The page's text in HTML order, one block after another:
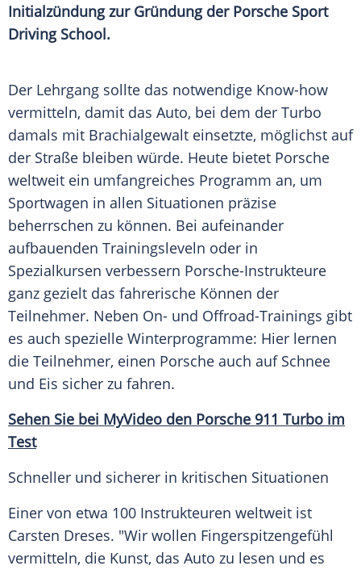
Initialzündung zur Gründung der Porsche Sport
Driving School.
Der Lehrgang sollte das notwendige Know-how
vermitteln, damit das Auto, bei dem der Turbo
damals mit Brachialgewalt einsetzte, möglichst auf
der Straße bleiben würde. Heute bietet Porsche
weltweit ein umfangreiches Programm an, um
Sportwagen in allen Situationen präzise
beherrschen zu können. Bei aufeinander
aufbauenden Trainingsleveln oder in
Spezialkursen verbessern Porsche-Instrukteure
ganz gezielt das fahrerische Können der
Teilnehmer. Neben On- und Offroad-Trainings gibt
es auch spezielle Winterprogramme: Hier lernen
die Teilnehmer, einen Porsche auch auf Schnee
und Eis sicher zu fahren.
Sehen Sie bei MyVideo den Porsche 911 Turbo im
Test
Schneller und sicherer in kritischen Situationen
Einer von etwa 100 Instrukteuren weltweit ist
Carsten Dreses. "Wir wollen Fingerspitzengefühl
vermitteln, die Kunst, das Auto zu lesen und es